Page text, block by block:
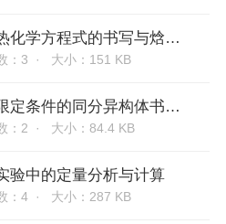
高三化学任务20热化学方程式的书写与焓变的计算
：3 · 大小：151 KB
高三化学任务37限定条件的同分异构体书写与数目判断
：2 · 大小：84.4 KB
验中的定量分析与计算
：4 · 大小：287 KB